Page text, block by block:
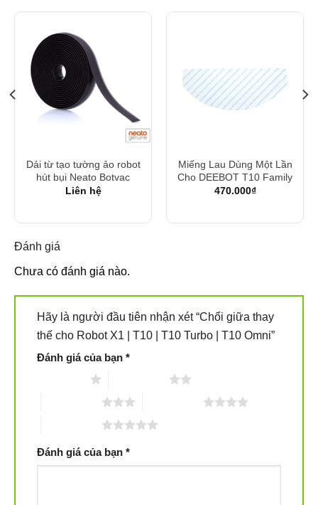
Dải từ tạo tường ảo robot
hút bụi Neato Botvac
Liên hệ
Miếng Lau Dùng Một Lần
Cho DEEBOT T10 Family
470.000₫
Đánh giá
Chưa có đánh giá nào.
Hãy là người đầu tiên nhận xét “Chổi giữa thay
thế cho Robot X1 | T10 | T10 Turbo | T10 Omni”
Đánh giá của bạn *
Đánh giá của bạn *